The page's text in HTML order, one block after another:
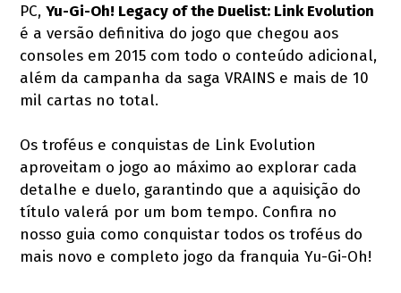
PC,Yu-Gi-Oh! Legacy of the Duelist: Link Evolution
é a versão definitiva do jogo que chegou aos
consoles em 2015 com todo o conteúdo adicional,
além da campanha da saga VRAINS e mais de 10
mil cartas no total.
Os troféus e conquistas de Link Evolution
aproveitam o jogo ao máximo ao explorar cada
detalhe e duelo, garantindo que a aquisição do
título valerá por um bom tempo. Confira no
nosso guia como conquistar todos os troféus do
mais novo e completo jogo da franquia Yu-Gi-Oh!